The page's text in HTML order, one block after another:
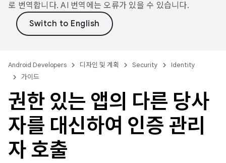
로 번역합니다. AI 번역에는 오류가 있을 수 있습니다.
Android Developers 디자인 및 계획 Security
Identity
가이드
권한 있는 앱의 다른 당사
자를 대신하여 인증 관리
자 호출